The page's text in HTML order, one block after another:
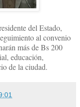
del Estado,
al convenio
más de Bs 200
educación,
de la ciudad.